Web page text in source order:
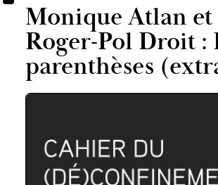
Monique Atlan et
Roger-Pol Droit :
parenthèses